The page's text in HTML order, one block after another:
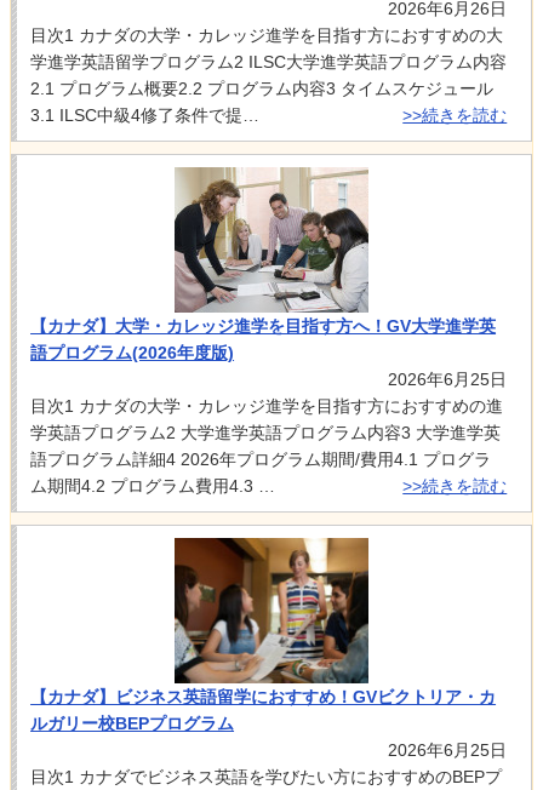
2026年6月26日
目次1 カナダの大学・カレッジ進学を目指す方におすすめの大
学進学英語留学プログラム2 ILSC大学進学英語プログラム内容
2.1 プログラム概要2.2 プログラム内容3 タイムスケジュール
3.1 ILSC中級4修了条件で提…
>>続きを読む
【カナダ】大学・カレッジ進学を目指す方へ！GV大学進学英
語プログラム(2026年度版)
2026年6月25日
目次1 カナダの大学・カレッジ進学を目指す方におすすめの進
学英語プログラム2 大学進学英語プログラム内容3 大学進学英
語プログラム詳細4 2026年プログラム期間/費用4.1 プログラ
ム期間4.2 プログラム費用4.3 …
>>続きを読む
【カナダ】ビジネス英語留学におすすめ！GVビクトリア・カ
ルガリー校BEPプログラム
2026年6月25日
目次1 カナダでビジネス英語を学びたい方におすすめのBEPプ